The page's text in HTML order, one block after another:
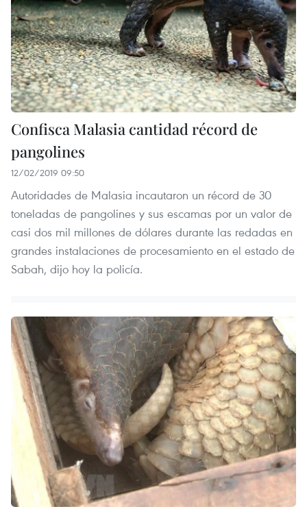
Confisca Malasia cantidad récord de
pangolines
12/02/2019 09:50
Autoridades de Malasia incautaron un récord de 30
toneladas de pangolines y sus escamas por un valor de
casi dos mil millones de dólares durante las redadas en
grandes instalaciones de procesamiento en el estado de
Sabah, dijo hoy la policía.